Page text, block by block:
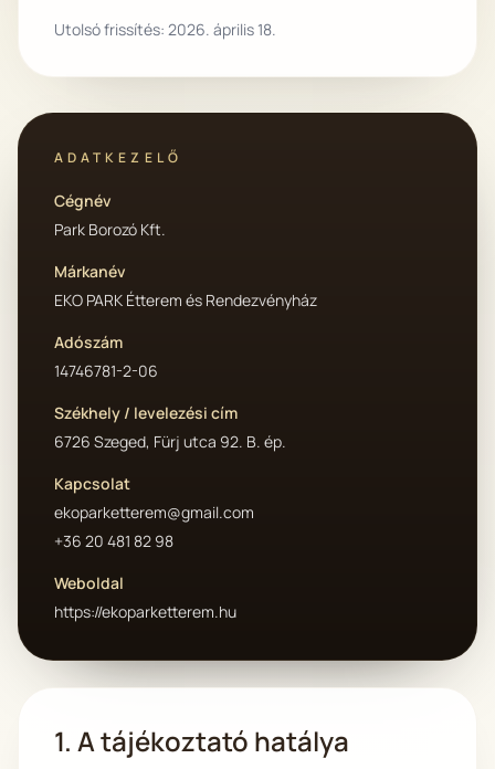
Utolsó frissítés: 2026. április 18.
ADATKEZELŐ
Cégnév
Park Borozó Kft.
Márkanév
EKO PARK Étterem és Rendezvényház
Adószám
14746781-2-06
Székhely / levelezési cím
6726 Szeged, Fürj utca 92. B. ép.
Kapcsolat
ekoparketterem@gmail.com
+36 20 481 82 98
Weboldal
https://ekoparketterem.hu
1. A tájékoztató hatálya